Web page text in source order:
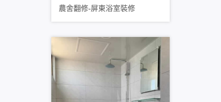
農舍翻修-屏東浴室裝修